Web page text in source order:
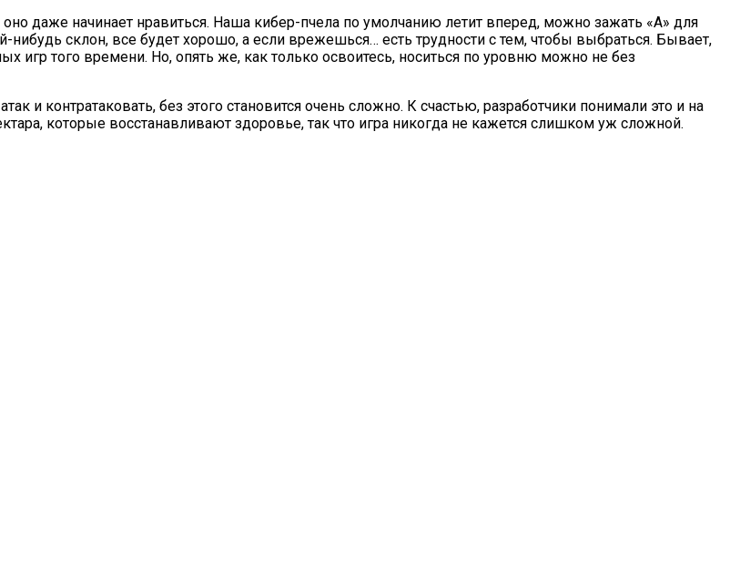
даже начинает нравиться. Наша кибер-пчела по умолчанию летит вперед, можно зажать «А» для
склон, все будет хорошо, а если врежешься… есть трудности с тем, чтобы выбраться. Бывает,
игр того времени. Но, опять же, как только освоитесь, носиться по уровню можно не без
и контратаковать, без этого становится очень сложно. К счастью, разработчики понимали это и на
которые восстанавливают здоровье, так что игра никогда не кажется слишком уж сложной.